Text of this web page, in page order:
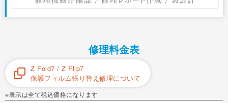
修理料金表
※表示は全て税込価格になります
Z Fold7 / Z Flip7
保護フィルム張り替え修理について